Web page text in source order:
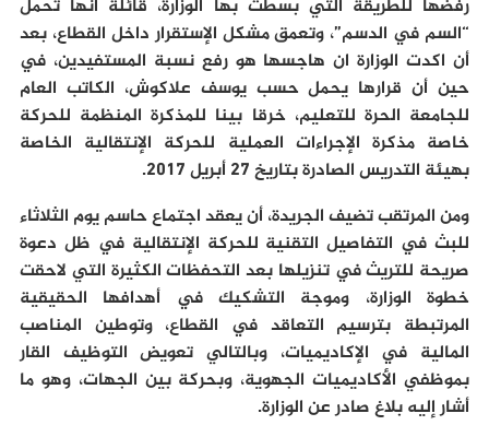
رفضها للطريقة التي بسطت بها الوزارة، قائلة أنها تحمل
“السم في الدسم”، وتعمق مشكل الإستقرار داخل القطاع، بعد
أن اكدت الوزارة ان هاجسها هو رفع نسبة المستفيدين، في
حين أن قرارها يحمل حسب يوسف علاكوش، الكاتب العام
للجامعة الحرة للتعليم، خرقا بينا للمذكرة المنظمة للحركة
خاصة مذكرة الإجراءات العملية للحركة الإنتقالية الخاصة
بهيئة التدريس الصادرة بتاريخ 27 أبريل 2017.
ومن المرتقب تضيف الجريدة، أن يعقد اجتماع حاسم يوم الثلاثاء
للبث في التفاصيل التقنية للحركة الإنتقالية في ظل دعوة
صريحة للتريث في تنزيلها بعد التحفظات الكثيرة التي لاحقت
خطوة الوزارة، وموجة التشكيك في أهدافها الحقيقية
المرتبطة بترسيم التعاقد في القطاع، وتوطين المناصب
المالية في الإكاديميات، وبالتالي تعويض التوظيف القار
بموظفي الأكاديميات الجهوية، وبحركة بين الجهات، وهو ما
أشار إليه بلاغ صادر عن الوزارة.